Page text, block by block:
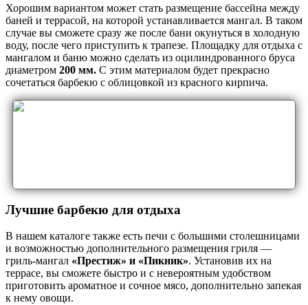
Хорошим вариантом может стать размещение бассейна между
баней и террасой, на которой устанавливается мангал. В таком
случае вы сможете сразу же после бани окунуться в холодную
воду, после чего приступить к трапезе. Площадку для отдыха с
мангалом и баню можно сделать из оцилиндрованного бруса
диаметром 200 мм. С этим материалом будет прекрасно
сочетаться барбекю с облицовкой из красного кирпича.
Лучшие барбекю для отдыха
В нашем каталоге также есть печи с большими столешницами
и возможностью дополнительного размещения гриля —
гриль-мангал «Престиж» и «Пикник». Установив их на
террасе, вы сможете быстро и с невероятным удобством
приготовить ароматное и сочное мясо, дополнительно запекая
к нему овощи.